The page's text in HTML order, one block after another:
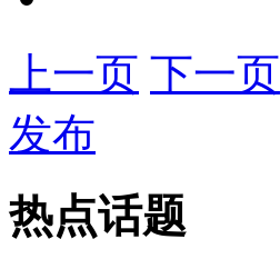
上一页 下一页
发布
热点话题